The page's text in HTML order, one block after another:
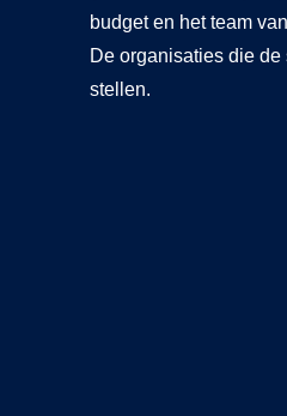
budget en het team
De organisaties die
stellen.